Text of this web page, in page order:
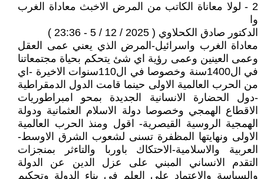
2 - لولا معاناة الكاتب من المرض الاخبث معاداة الغرب
وا
الدكتور صادق الكحلاوي ( 2025 / 12 / 5 - 23:36 )
معاداة الغرب واسرائيل-المرض الذي يعني عمى العقل
وعمى العينين وعمى رؤية اي شئ يتحكم بحياة مجتمعاتنا
في ال1400سنة وخصوصا في ال110سنوات الاخيرة -اي
من الحرب العالمية الاولى حينما قامت الدول الدمقراطية
-دول الحضارة الانسانية الجديدة بمحو امبراطوريات
الاقطاع الهمجي وخصوصا دولة الاسلام العثمانية ودولة
الهمجية الروسية القيصرية- اقول ومنذ الحرب العالمية
الاولى ونهايتها المظفرة تسنى لشعوب الشرق الاوسط-
العربية والاسلامية-الاحتكاك باوربا والتاءثر بمنجزات
التقدم الانساني المبني على عزل الدين عن الدولة
والسياسة والاعتماد على العلم في بناء الدولة وتحكيم